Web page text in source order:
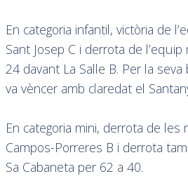
En categoria infantil, victòria de
Sant Josep C i derrota de
24 davant La Salle B. Per la seva
va vèncer amb claredat el
En categoria mini, derrota de les
Campos-Porreres B i derrota
Sa Cabaneta per 62 a 40.